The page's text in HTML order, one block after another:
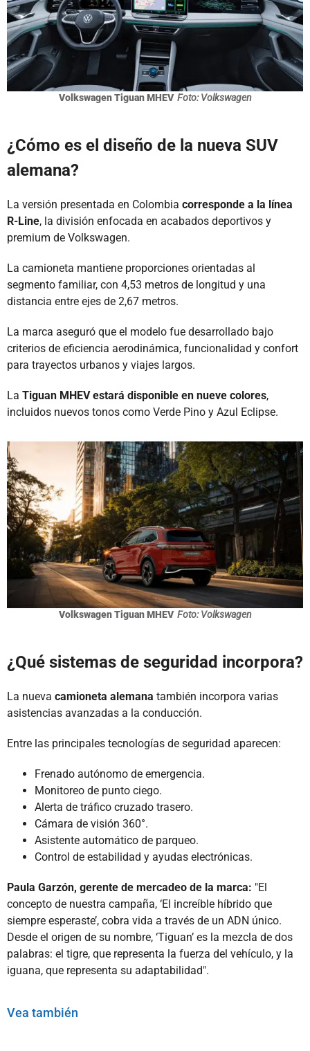
Volkswagen Tiguan MHEV Foto: Volkswagen
¿Cómo es el diseño de la nueva SUV
alemana?
La versión presentada en Colombia corresponde a la línea
R-Line, la división enfocada en acabados deportivos y
premium de Volkswagen.
La camioneta mantiene proporciones orientadas al
segmento familiar, con 4,53 metros de longitud y una
distancia entre ejes de 2,67 metros.
La marca aseguró que el modelo fue desarrollado bajo
criterios de eficiencia aerodinámica, funcionalidad y confort
para trayectos urbanos y viajes largos.
La Tiguan MHEV estará disponible en nueve colores,
incluidos nuevos tonos como Verde Pino y Azul Eclipse.
Volkswagen Tiguan MHEV Foto: Volkswagen
¿Qué sistemas de seguridad incorpora?
La nueva camioneta alemana también incorpora varias
asistencias avanzadas a la conducción.
Entre las principales tecnologías de seguridad aparecen:
Frenado autónomo de emergencia.
Monitoreo de punto ciego.
Alerta de tráfico cruzado trasero.
Cámara de visión 360°.
Asistente automático de parqueo.
Control de estabilidad y ayudas electrónicas.
Paula Garzón, gerente de mercadeo de la marca: "El
concepto de nuestra campaña, ‘El increíble híbrido que
siempre esperaste’, cobra vida a través de un ADN único.
Desde el origen de su nombre, ‘Tiguan’ es la mezcla de dos
palabras: el tigre, que representa la fuerza del vehículo, y la
iguana, que representa su adaptabilidad".
Vea también